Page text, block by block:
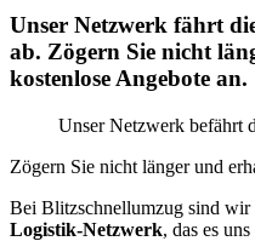
Unser Netzwerk fährt
ab. Zögern Sie nicht
kostenlose Angebote an.
Unser Netzwerk befährt
Zögern Sie nicht länger und
Bei Blitzschnellumzug sind wir
Logistik-Netzwerk, das es